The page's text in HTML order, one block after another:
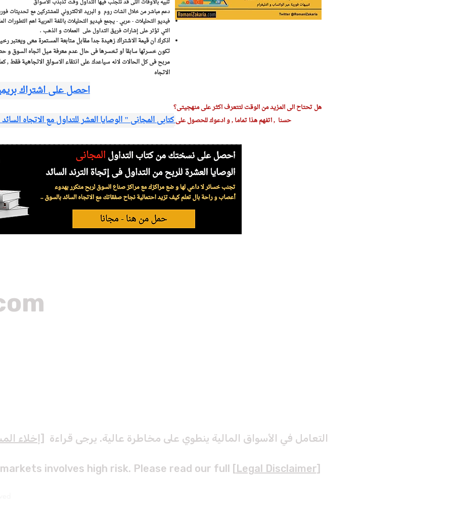
تنبيه بالاوقات التى قد نتجنب فيها التداول وقت تذبذب الاسواق
دعم مباشر من خلال الشات روم و البريد الالكتروني للمشتركين مع تحديثات
فيديو التحليلات - عربي - يجمع فيديو التحليلات باللغة العربية اهم التطورات
التي تؤثر على إشارات فريق التداول على العملات و الذهب .
اذكرك ان قيمة الاشتراك زهيدة جدا مقابل متابعة المستمرة معى ويعتبر
تكون خسرتها سابقا او تخسرها فى حال عدم معرفة ميل اتجاه السوق و
مربح فى كل الحالات لانه سياعدك على انتقاء الاسواق الاتجاهية فقط ,
الاتجاه
احصل على اشتراك
هل تحتاح الى المزيد من الوقت لتتعرف اكثر على منهجيتى؟
حسنا , اتفهم هذا تماما , و ادعوك للحصول علىكتابى المجانى " الوصايا العشر للتداول مع الاتجاه
التعامل في الأسواق المالية ينطوي على مخاطرة عالية. يرجى قراءة [إخلاء
involves high risk. Please read our full [Legal Disclaimer]